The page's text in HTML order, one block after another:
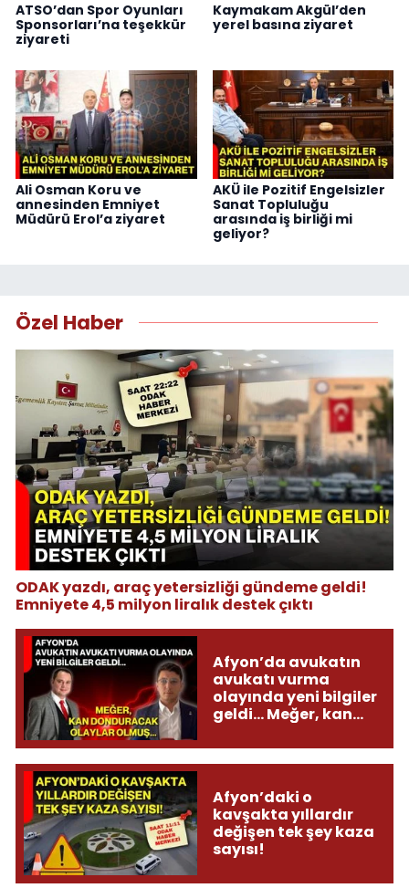
ATSO’dan Spor Oyunları
Sponsorları’na teşekkür
ziyareti
Kaymakam Akgül’den
yerel basına ziyaret
Ali Osman Koru ve
annesinden Emniyet
Müdürü Erol’a ziyaret
AKÜ ile Pozitif Engelsizler
Sanat Topluluğu
arasında iş birliği mi
geliyor?
Özel Haber
ODAK yazdı, araç yetersizliği gündeme geldi!
Emniyete 4,5 milyon liralık destek çıktı
Afyon’da avukatın
avukatı vurma
olayında yeni bilgiler
geldi... Meğer, kan
olmuş...
Afyon’daki o
kavşakta yıllardır
değişen tek şey kaza
sayısı!